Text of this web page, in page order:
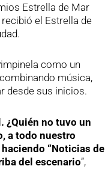
Estrella de Mar
el Estrella de
como un
música,
desde sus inicios.
¿Quién no tuvo un
a todo nuestro
“Noticias del
del escenario”,